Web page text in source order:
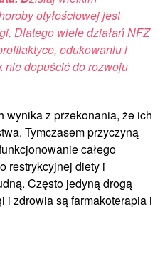
otyłościowej jest
Dlatego wiele działań NFZ
edukowaniu i
dopuścić do rozwoju
wynika z przekonania, że ich
Tymczasem przyczyną
całego
restrykcyjnej diety i
Często jedyną drogą
i zdrowia są farmakoterapia i